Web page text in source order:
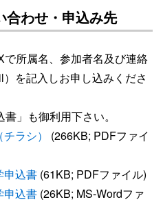
わせ・申込み先
所属名、参加者名及び連絡
を記入しお申し込みくださ
」も御利用下さい。
ラシ）
(266KB; PDFファイ
申込書 (61KB; PDFファイル)
申込書 (26KB; MS-Wordファ